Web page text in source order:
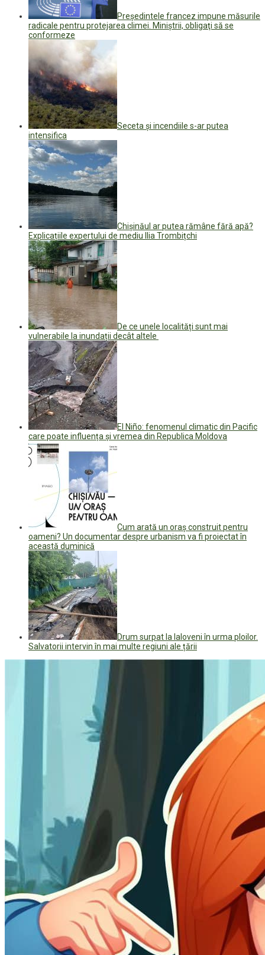
Președintele francez impune măsurile
radicale pentru protejarea climei. Miniştrii, obligaţi să se
conformeze
Seceta și incendiile s-ar putea
intensifica
Chișinăul ar putea rămâne fără apă?
Explicațiile expertului de mediu Ilia Trombițchi
De ce unele localități sunt mai
vulnerabile la inundații decât altele
El Niño: fenomenul climatic din Pacific
care poate influența și vremea din Republica Moldova
Cum arată un oraș construit pentru
oameni? Un documentar despre urbanism va fi proiectat în
această duminică
Drum surpat la Ialoveni în urma ploilor.
Salvatorii intervin în mai multe regiuni ale țării